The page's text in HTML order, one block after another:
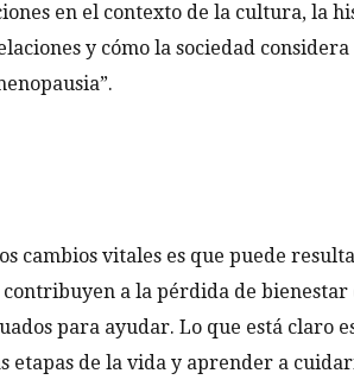
en el contexto de la cultura, la
y cómo la sociedad
cambios vitales es que puede
a la pérdida de bienestar
para ayudar. Lo que está claro
etapas de la vida y aprender a